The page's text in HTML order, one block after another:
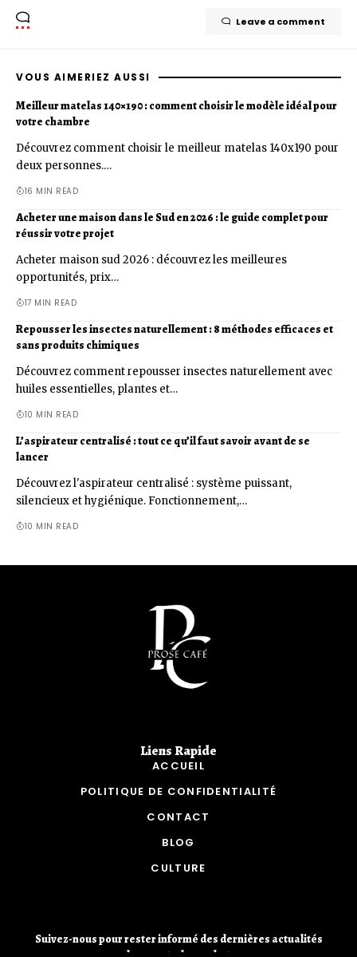
Leave a comment
VOUS AIMERIEZ AUSSI
Meilleur matelas 140×190 : comment choisir le modèle idéal pour
votre chambre
Découvrez comment choisir le meilleur matelas 140x190 pour
deux personnes.…
16 MIN READ
Acheter une maison dans le Sud en 2026 : le guide complet pour
réussir votre projet
Acheter maison sud 2026 : découvrez les meilleures
opportunités, prix…
17 MIN READ
Repousser les insectes naturellement : 8 méthodes efficaces et
sans produits chimiques
Découvrez comment repousser insectes naturellement avec
huiles essentielles, plantes et…
10 MIN READ
L’aspirateur centralisé : tout ce qu’il faut savoir avant de se
lancer
Découvrez l'aspirateur centralisé : système puissant,
silencieux et hygiénique. Fonctionnement,…
10 MIN READ
Liens Rapide​
ACCUEIL
POLITIQUE DE CONFIDENTIALITÉ
CONTACT
BLOG
CULTURE
Suivez-nous pour rester informé des dernières actualités